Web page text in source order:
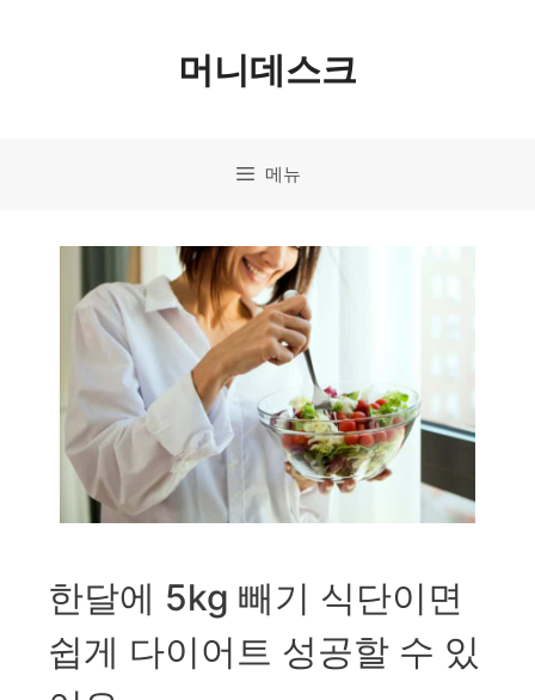
머니데스크
메뉴
한달에 5kg 빼기 식단이면
쉽게 다이어트 성공할 수 있